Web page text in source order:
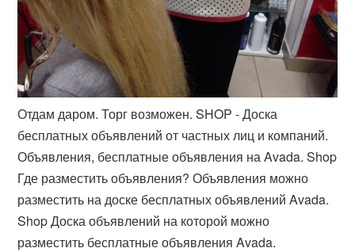
Отдам даром. Торг возможен. SHOP - Доска
бесплатных объявлений от частных лиц и компаний.
Объявления, бесплатные объявления на Avada. Shop
Где разместить объявления? Объявления можно
разместить на доске бесплатных объявлений Avada.
Shop Доска объявлений на которой можно
разместить бесплатные объявления Avada.